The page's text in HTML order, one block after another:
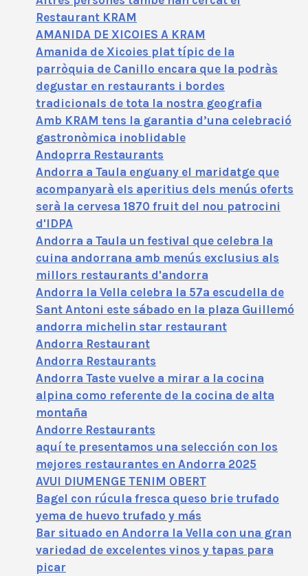
Restaurant KRAM
AMANIDA DE XICOIES A KRAM
Amanida de Xicoies plat típic de la
parròquia de Canillo encara que la podràs
degustar en restaurants i bordes
tradicionals de tota la nostra geografia
Amb KRAM tens la garantia d’una celebració
gastronòmica inoblidable
Andoprra Restaurants
Andorra a Taula enguany el maridatge que
acompanyarà els aperitius dels menús oferts
serà la cervesa 1870 fruit del nou patrocini
d'IDPA
Andorra a Taula un festival que celebra la
cuina andorrana amb menús exclusius als
millors restaurants d'andorra
Andorra la Vella celebra la 57ª escudella de
Sant Antoni este sábado en la plaza Guillemó
andorra michelin star restaurant
Andorra Restaurant
Andorra Restaurants
Andorra Taste vuelve a mirar a la cocina
alpina como referente de la cocina de alta
montaña
Andorre Restaurants
aquí te presentamos una selección con los
mejores restaurantes en Andorra 2025
AVUI DIUMENGE TENIM OBERT
Bagel con rúcula fresca queso brie trufado
yema de huevo trufado y más
Bar situado en Andorra la Vella con una gran
variedad de excelentes vinos y tapas para
picar